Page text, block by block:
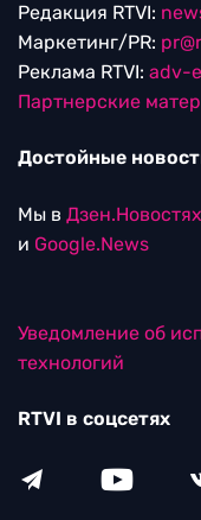
Редакция RTVI:
Маркетинг/PR:
Реклама RTVI: adv-
Партнерские
Достойные
Мы в Дзен.Новостях
и Google.News
Уведомление об
технологий
RTVI в соцсетях